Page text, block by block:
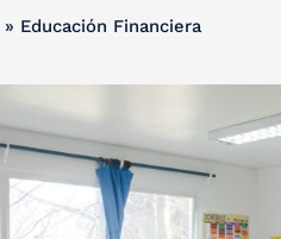
» Educación Financiera